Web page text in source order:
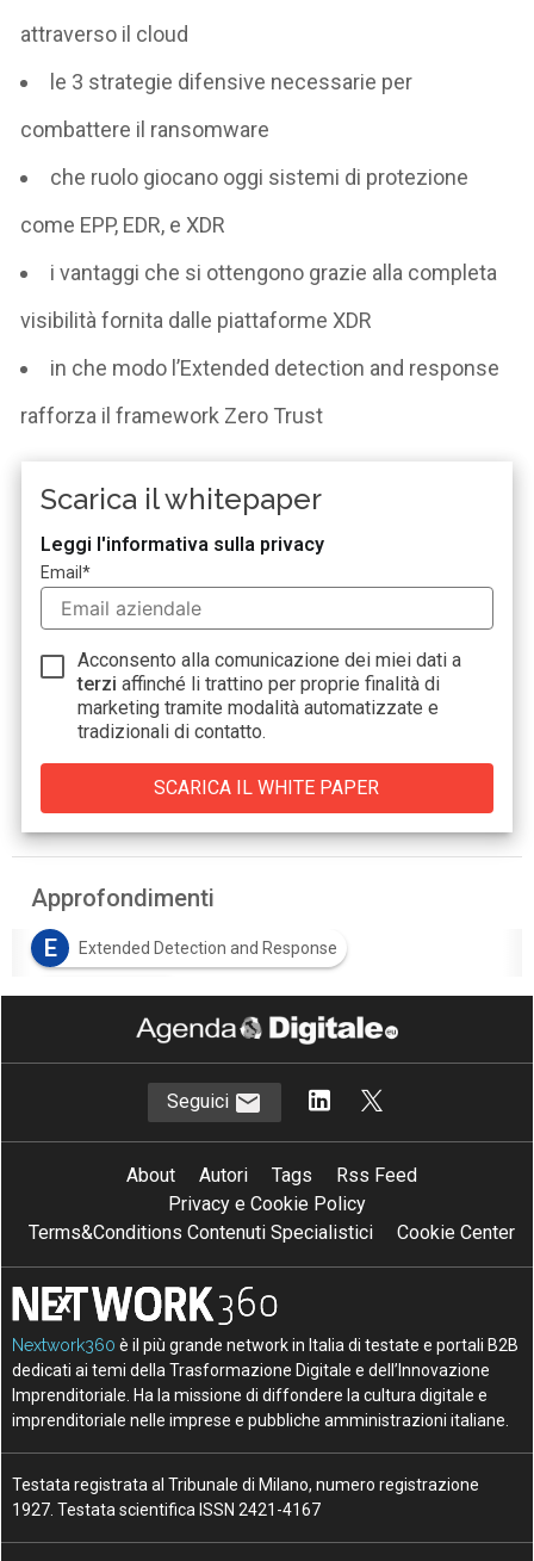
attraverso il cloud
le 3 strategie difensive necessarie per
combattere il ransomware
che ruolo giocano oggi sistemi di protezione
come EPP, EDR, e XDR
i vantaggi che si ottengono grazie alla completa
visibilità fornita dalle piattaforme XDR
in che modo l’Extended detection and response
rafforza il framework Zero Trust
Scarica il whitepaper
Leggi l'informativa sulla privacy
Email*
Acconsento alla comunicazione dei miei dati a
terzi affinché li trattino per proprie finalità di
marketing tramite modalità automatizzate e
tradizionali di contatto.
Approfondimenti
E
Extended Detection and Response
R ransomware
Seguici
About Autori Tags
Rss Feed
Privacy e Cookie Policy
Terms&Conditions Contenuti Specialistici
Cookie Center
Nextwork360 è il più grande network in Italia di testate e portali B2B
dedicati ai temi della Trasformazione Digitale e dell’Innovazione
Imprenditoriale. Ha la missione di diffondere la cultura digitale e
imprenditoriale nelle imprese e pubbliche amministrazioni italiane.
Testata registrata al Tribunale di Milano, numero registrazione
1927. Testata scientifica ISSN 2421-4167